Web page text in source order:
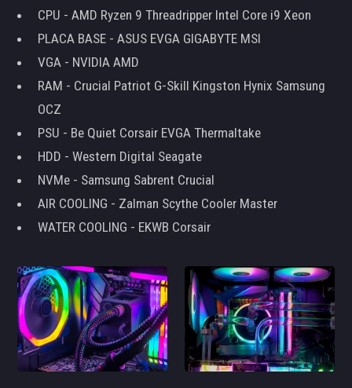
CPU - AMD Ryzen 9 Threadripper Intel Core i9 Xeon
PLACA BASE - ASUS EVGA GIGABYTE MSI
VGA - NVIDIA AMD
RAM - Crucial Patriot G-Skill Kingston Hynix Samsung
OCZ
PSU - Be Quiet Corsair EVGA Thermaltake
HDD - Western Digital Seagate
NVMe - Samsung Sabrent Crucial
AIR COOLING - Zalman Scythe Cooler Master
WATER COOLING - EKWB Corsair